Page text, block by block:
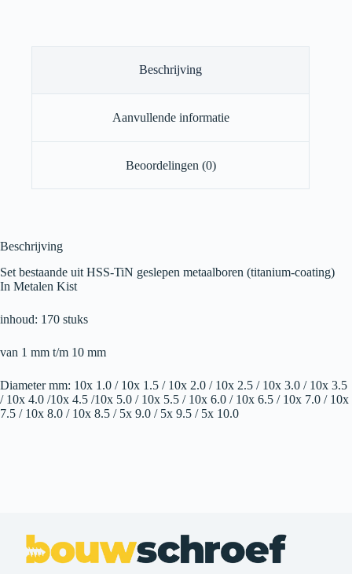
Beschrijving
Aanvullende informatie
Beoordelingen (0)
Beschrijving
Set bestaande uit HSS-TiN geslepen metaalboren (titanium-coating)
In Metalen Kist
inhoud: 170 stuks
van 1 mm t/m 10 mm
Diameter mm: 10x 1.0 / 10x 1.5 / 10x 2.0 / 10x 2.5 / 10x 3.0 / 10x 3.5
/ 10x 4.0 /10x 4.5 /10x 5.0 / 10x 5.5 / 10x 6.0 / 10x 6.5 / 10x 7.0 / 10x
7.5 / 10x 8.0 / 10x 8.5 / 5x 9.0 / 5x 9.5 / 5x 10.0